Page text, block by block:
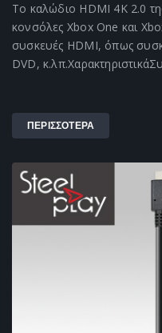
Το καλώδιο HDMI 4K 2.0
κονσόλες Xbox One και
συσκευές HDMI, όπως
DVD,
ΠΕΡΙΣΣΟΤΕΡΑ